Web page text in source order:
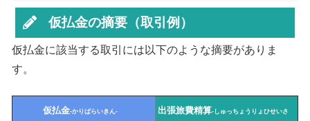
仮払金の摘要（取引例）
仮払金に該当する取引には以下のような摘要がありま
す。
仮払金-かりばらいきん- 出張旅費精算-しゅっちょうりょひせいさ